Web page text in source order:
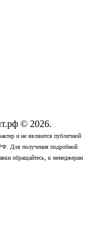
© 2026.
и не являются публичной
РФ. Для получения подробной
обращайтесь, к менеджерам